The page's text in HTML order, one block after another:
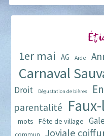
1er mai AG Aide
Carnaval
Droit Dégustation de bières
parentalité
mots
Fête de village
commun
Joviale